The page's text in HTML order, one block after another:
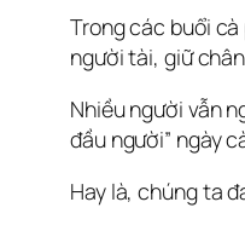
Trong các buổi
người tài, giữ
Nhiều người vẫn
đầu người” ngày
Hay là, chúng ta